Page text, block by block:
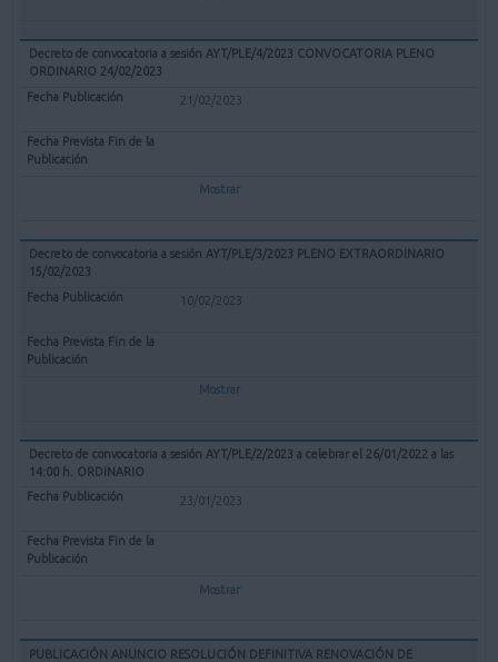
Decreto de convocatoria a sesión AYT/PLE/4/2023 CONVOCATORIA PLENO
ORDINARIO 24/02/2023
21/02/2023
Mostrar
Decreto de convocatoria a sesión AYT/PLE/3/2023 PLENO EXTRAORDINARIO
15/02/2023
10/02/2023
Mostrar
Decreto de convocatoria a sesión AYT/PLE/2/2023 a celebrar el 26/01/2022 a las
14:00 h. ORDINARIO
23/01/2023
Mostrar
PUBLICACIÓN ANUNCIO RESOLUCIÓN DEFINITIVA RENOVACIÓN DE